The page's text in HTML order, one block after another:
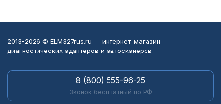
2013-2026 © ELM327rus.ru — интернет-магазин
диагностических адаптеров и автосканеров
8 (800) 555-96-25
Звонок бесплатный по РФ